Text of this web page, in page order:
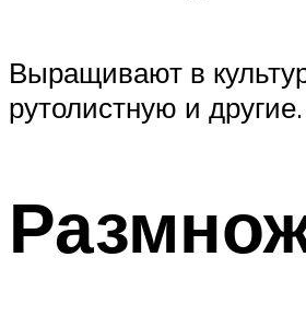
Выращивают в
рутолистную и другие.